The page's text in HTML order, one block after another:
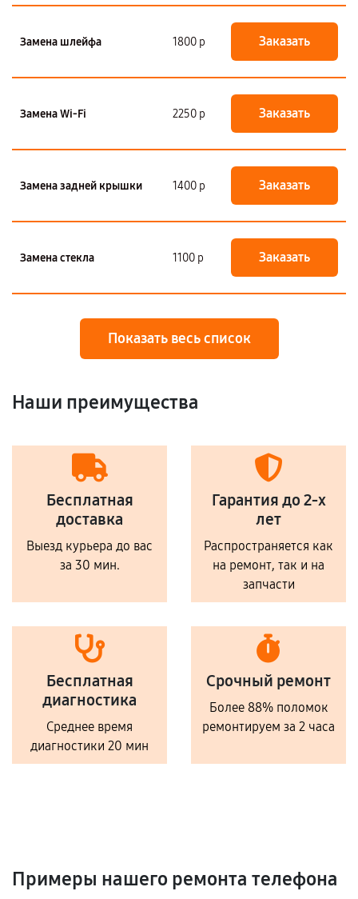
Замена шлейфа 1800 р Заказать
Замена Wi-Fi 2250 р Заказать
Замена задней крышки 1400 р Заказать
Замена стекла 1100 р Заказать
Показать весь список
Наши преимущества
Бесплатная
доставка
Выезд курьера до вас
за 30 мин.
Гарантия до 2-х
лет
Распространяется как
на ремонт, так и на
запчасти
Бесплатная
диагностика
Среднее время
диагностики 20 мин
Срочный ремонт
Более 88% поломок
ремонтируем за 2 часа
Примеры нашего ремонта телефона